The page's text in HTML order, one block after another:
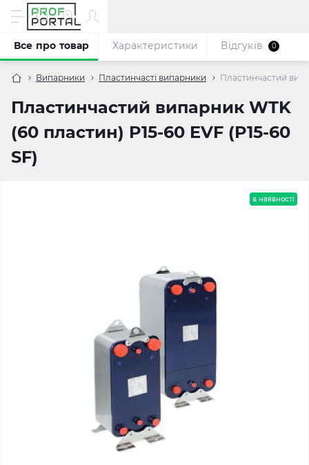
Випарники Пластинчасті випарники Пластинчастий
Пластинчастий випарник WTK
(60 пластин) P15-60 EVF (P15-60
SF)
Все про товар Характеристики Відгуків 0
в наявності